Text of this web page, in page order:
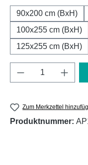
90x200 cm (BxH)
100x255 cm (BxH)
125x255 cm (BxH)
Produkt
Zum Merkzettel
Produktnummer: